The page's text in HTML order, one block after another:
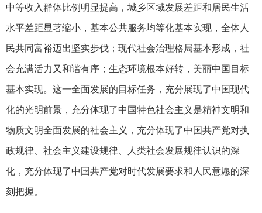
中等收入群体比例明显提高，城乡区域发展差距和居民生活
水平差距显著缩小，基本公共服务均等化基本实现，全体人
民共同富裕迈出坚实步伐；现代社会治理格局基本形成，社
会充满活力又和谐有序；生态环境根本好转，美丽中国目标
基本实现。这一全面发展的目标任务，充分展现了中国现代
化的光明前景，充分体现了中国特色社会主义是精神文明和
物质文明全面发展的社会主义，充分体现了中国共产党对执
政规律、社会主义建设规律、人类社会发展规律认识的深
化，充分体现了中国共产党对时代发展要求和人民意愿的深
刻把握。